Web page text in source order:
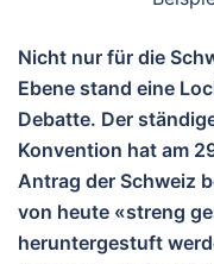
Nicht nur für die
Ebene stand eine
Debatte. Der
Konvention hat am
Antrag der Schweiz
von heute «streng
heruntergestuft